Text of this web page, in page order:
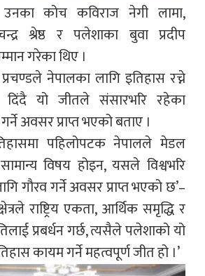
कोच कविराज नेगी लामा,
श्रेष्ठ र पलेशाका बुवा प्रदीप
गरेका थिए ।
नेपालका लागि इतिहास रच्ने
दिंदै यो जीतले संसारभरि रहेका
अवसर प्राप्त भएको बताए ।
पहिलोपटक नेपालले मेडल
विषय होइन, यसले विश्वभरि
गौरव गर्ने अवसर प्राप्त भएको छ’–
राष्ट्रिय एकता, आर्थिक समृद्धि र
प्रबर्धन गर्छ, त्यसैले पलेशाको यो
कायम गर्ने महत्वपूर्ण जीत हो ।’